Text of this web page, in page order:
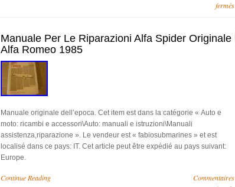
fermés
Manuale Per Le Riparazioni Alfa Spider Originale
Alfa Romeo 1985
Manuale originale dell’epoca. Cet item est dans la catégorie « Auto e
moto: ricambi e accessori\Auto: manuali e istruzioni\Manuali
assistenza,riparazione ». Le vendeur est « fabiosubmarines » et est
localisé dans ce pays: IT. Cet article peut être expédié au pays suivant:
Europe.
Continue Reading
Commentaires